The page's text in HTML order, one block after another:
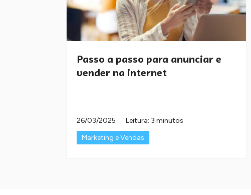
Passo a passo para anunciar e
vender na internet
26/03/2025
Leitura: 3 minutos
Marketing e Vendas